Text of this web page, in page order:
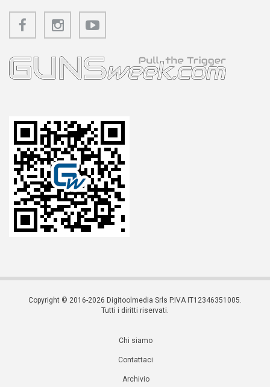
Copyright © 2016-2026 Digitoolmedia Srls P.IVA IT12346351005.
Tutti i diritti riservati.
Chi siamo
Contattaci
Archivio